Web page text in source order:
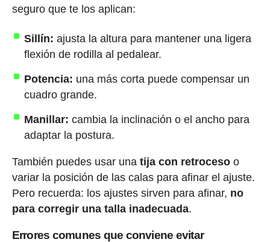
seguro que te los aplican:
Sillín: ajusta la altura para mantener una ligera
flexión de rodilla al pedalear.
Potencia: una más corta puede compensar un
cuadro grande.
Manillar: cambia la inclinación o el ancho para
adaptar la postura.
También puedes usar una tija con retrocesoo
variar la posición de las calas para afinar el ajuste.
Pero recuerda: los ajustes sirven para afinar, no
para corregir una talla inadecuada.
Errores comunes que conviene evitar